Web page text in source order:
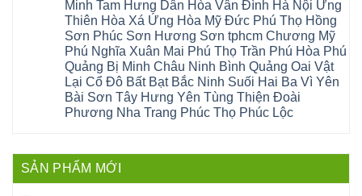
Phúc
Tây
Hồ
Thanh
Hóa
Đống
Đa
Nghệ
An
long
ninh
giang
hoàng
mai
quảng
ninh
tây
hồ
sơn
tây
thất
mê
Gòn
Thạch
Thất
Hạ
Bằng
Tây
Phương
tphcm
Hòa
Lạc
Yên
Xuân
Đạo
Đà
Nẵng
Sửa
mặt
bậc
cầu
thang
nhựa
sửa
cửa
nhựa
composite
Thanh
Nam
Phù
Hà
Nội
sàn
gỗ
công
nghiệp
hở
Sửa
sàn
Sửa
mặt
bậc
cầu
Minh Tam Hưng Dân Hòa Vân Đình Hà Nội Ứng
Thiên Hòa Xá Ứng Hòa Mỹ Đức Phú Thọ Hồng
Sơn Phúc Sơn Hương Sơn tphcm Chương Mỹ
Phú Nghĩa Xuân Mai Phú Thọ Trần Phú Hòa Phú
Quảng Bị Minh Châu Ninh Bình Quảng Oai Vật
Lại Cổ Đô Bất Bạt Bắc Ninh Suối Hai Ba Vì Yên
Bài Sơn Tây Hưng Yên Tùng Thiện Đoài
Phương Nha Trang Phúc Thọ Phúc Lộc
luận
ở
SẢN PHẨM MỚI